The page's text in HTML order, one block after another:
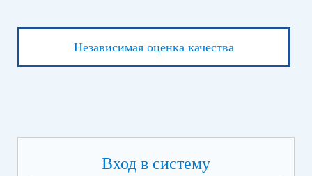
Независимая оценка качества
Вход в систему